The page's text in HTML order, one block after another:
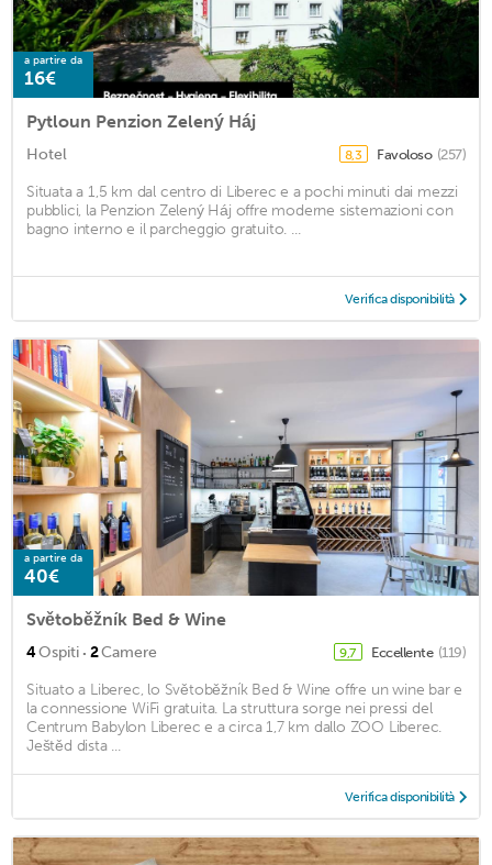
a partire da
16€
Pytloun Penzion Zelený Háj
Hotel 8,3 Favoloso (257)
Situata a 1,5 km dal centro di Liberec e a pochi minuti dai mezzi
pubblici, la Penzion Zelený Háj offre moderne sistemazioni con
bagno interno e il parcheggio gratuito. ...
Verifica disponibilità
a partire da
40€
Světoběžník Bed & Wine
4Ospiti · 2Camere 9,7 Eccellente (119)
Situato a Liberec, lo Světoběžník Bed & Wine offre un wine bar e
la connessione WiFi gratuita. La struttura sorge nei pressi del
Centrum Babylon Liberec e a circa 1,7 km dallo ZOO Liberec.
Ještěd dista ...
Verifica disponibilità